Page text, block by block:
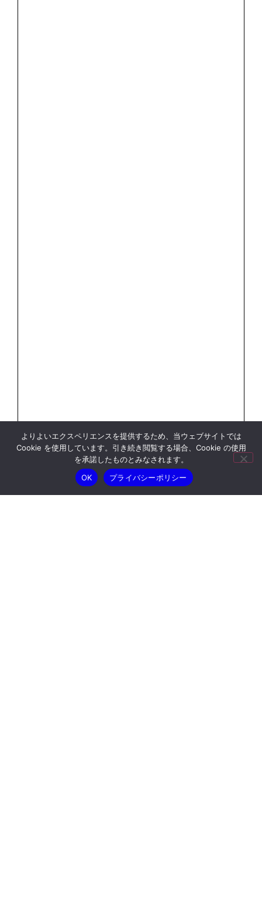
よりよいエクスペリエンスを提供するため、当ウェブサイトでは
Cookie を使用しています。引き続き閲覧する場合、Cookie の使用
を承諾したものとみなされます。
OK
プライバシーポリシー